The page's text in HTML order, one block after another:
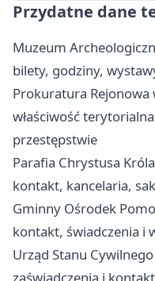
Przydatne dane
Muzeum
bilety, godziny,
Prokuratura Rejonowa
właściwość
przestępstwie
Parafia Chrystusa
kontakt, kancelaria,
Gminny Ośrodek
kontakt, świadczenia i
Urząd Stanu